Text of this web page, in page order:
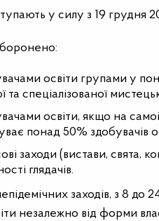
у силу з 19 грудня
освіти групами у
та спеціалізованої
освіти, якщо на
понад 50% здобувачів
заходи (вистави, свята,
глядачів.
заходів, з 8 до
незалежно від форми